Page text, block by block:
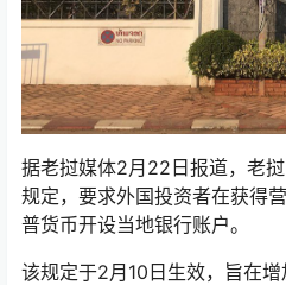
据老挝媒体2月22日报道，老
规定，要求外国投资者在获得
普货币开设当地银行账户。
该规定于2月10日生效，旨在